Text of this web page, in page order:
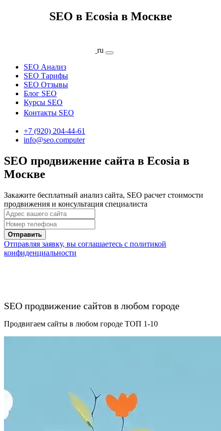
SEO в Ecosia в Москве
ru
SEO Анализ
SEO Тарифы
SEO Отзывы
Блог SEO
Курсы SEO
Контакты SEO
+7 (920) 204-44-61
info@seo.computer
SEO продвижение сайта в Ecosia в
Москве
Закажите бесплатный анализ сайта, SEO расчет стоимости
продвижения и консультация специалиста
Отправить
Отправляя заявку, вы соглашаетесь с политикой
конфиденциальности
SEO продвижение сайтов в любом городе
Продвигаем сайты в любом городе ТОП 1-10